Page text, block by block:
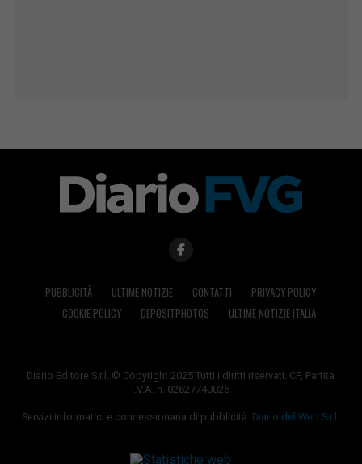
PUBBLICITÀ ULTIME NOTIZIE CONTATTI
PRIVACY POLICY
COOKIE POLICY
DEPOSITPHOTOS ULTIME NOTIZIE ITALIA
Diario Editore S.r.l. © Copyright 2025 Tutti i diritti riservati. CF, Partita
I.V.A. n. 02627740026
Servizi informatici e concessionaria di pubblicità: Diario del Web S.r.l.